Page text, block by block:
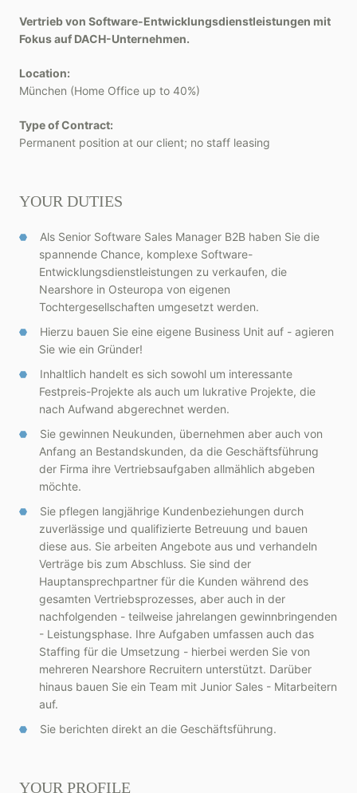
Vertrieb von Software-Entwicklungsdienstleistungen mit
Fokus auf DACH-Unternehmen.
Location:
München (Home Office up to 40%)
Type of Contract:
Permanent position at our client; no staff leasing
YOUR DUTIES
Als Senior Software Sales Manager B2B haben Sie die
spannende Chance, komplexe Software-
Entwicklungsdienstleistungen zu verkaufen, die
Nearshore in Osteuropa von eigenen
Tochtergesellschaften umgesetzt werden.
Hierzu bauen Sie eine eigene Business Unit auf - agieren
Sie wie ein Gründer!
Inhaltlich handelt es sich sowohl um interessante
Festpreis-Projekte als auch um lukrative Projekte, die
nach Aufwand abgerechnet werden.
Sie gewinnen Neukunden, übernehmen aber auch von
Anfang an Bestandskunden, da die Geschäftsführung
der Firma ihre Vertriebsaufgaben allmählich abgeben
möchte.
Sie pflegen langjährige Kundenbeziehungen durch
zuverlässige und qualifizierte Betreuung und bauen
diese aus. Sie arbeiten Angebote aus und verhandeln
Verträge bis zum Abschluss. Sie sind der
Hauptansprechpartner für die Kunden während des
gesamten Vertriebsprozesses, aber auch in der
nachfolgenden - teilweise jahrelangen gewinnbringenden
- Leistungsphase. Ihre Aufgaben umfassen auch das
Staffing für die Umsetzung - hierbei werden Sie von
mehreren Nearshore Recruitern unterstützt. Darüber
hinaus bauen Sie ein Team mit Junior Sales - Mitarbeitern
auf.
Sie berichten direkt an die Geschäftsführung.
YOUR PROFILE